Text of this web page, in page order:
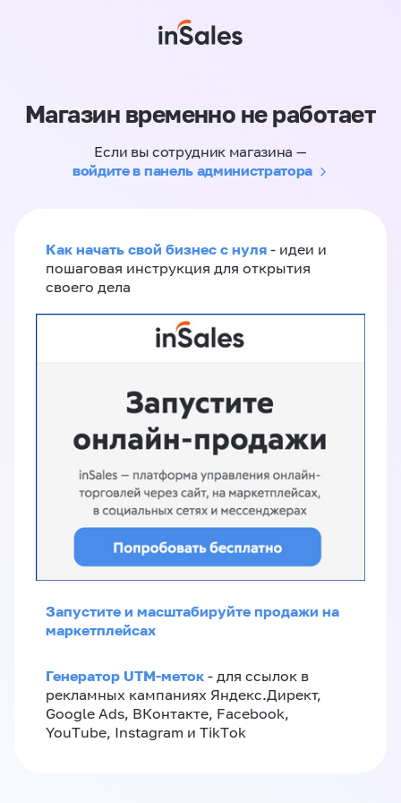
Магазин временно не работает
Если вы сотрудник магазина —
войдите в панель администратора
Как начать свой бизнес с нуля - идеи и
пошаговая инструкция для открытия
своего дела
Запустите и масштабируйте продажи на
маркетплейсах
Генератор UTM-меток - для ссылок в
рекламных кампаниях Яндекс.Директ,
Google Ads, ВКонтакте, Facebook,
YouTube, Instagram и TikTok